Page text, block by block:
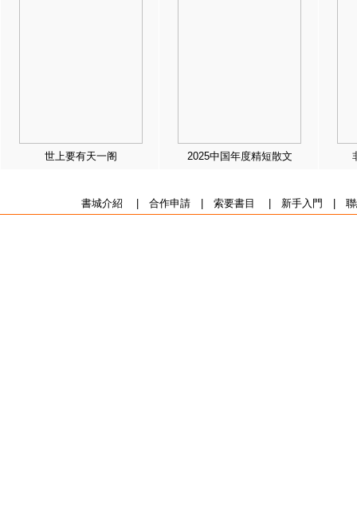
世上要有天一阁 2025中国年度精短散文
書城介紹 合作申請| 索要書目 新手入門